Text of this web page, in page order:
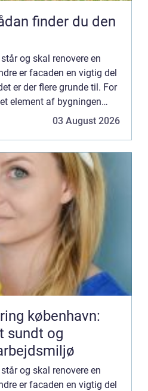
finder du den
og skal renovere en
er facaden en vigtig del
er der flere grunde til. For
element af bygningen
tætte og ordentlige,
03 August 2026
københavn:
sundt og
og skal renovere en
er facaden en vigtig del